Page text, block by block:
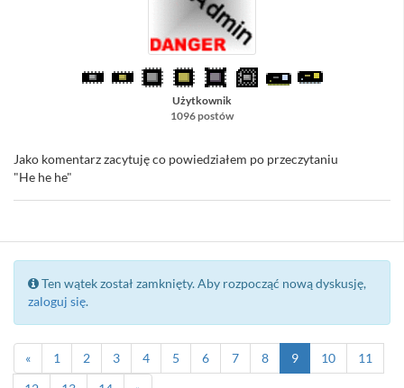
Użytkownik
1096 postów
Jako komentarz zacytuję co powiedziałem po przeczytaniu
"He he he"
Ten wątek został zamknięty. Aby rozpocząć nową dyskusję,
zaloguj się.
« 1 2 3 4 5 6 7 8 9 10
11